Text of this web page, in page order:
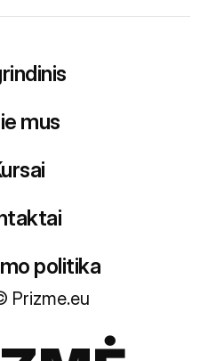
mus
politika
Prizme.eu